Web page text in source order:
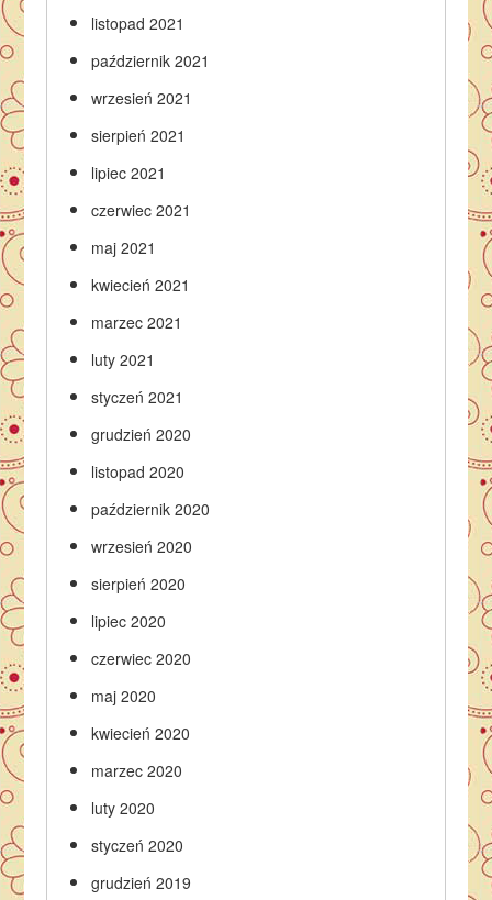
listopad 2021
październik 2021
wrzesień 2021
sierpień 2021
lipiec 2021
czerwiec 2021
maj 2021
kwiecień 2021
marzec 2021
luty 2021
styczeń 2021
grudzień 2020
listopad 2020
październik 2020
wrzesień 2020
sierpień 2020
lipiec 2020
czerwiec 2020
maj 2020
kwiecień 2020
marzec 2020
luty 2020
styczeń 2020
grudzień 2019